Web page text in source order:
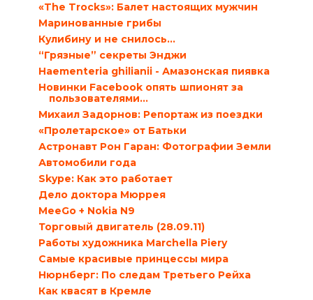
«The Trocks»: Балет настоящих мужчин
Маринованные грибы
Кулибину и не снилось…
“Грязные” секреты Энджи
Haementeria ghilianii - Амазонская пиявка
Новинки Facebook опять шпионят за
пользователями…
Михаил Задорнов: Репортаж из поездки
«Пролетарское» от Батьки
Астронавт Рон Гаран: Фотографии Земли
Автомобили года
Skype: Как это работает
Дело доктора Мюррея
MeeGo + Nokia N9
Торговый двигатель (28.09.11)
Работы художника Marchella Piery
Самые красивые принцессы мира
Нюрнберг: По следам Третьего Рейха
Как квасят в Кремле